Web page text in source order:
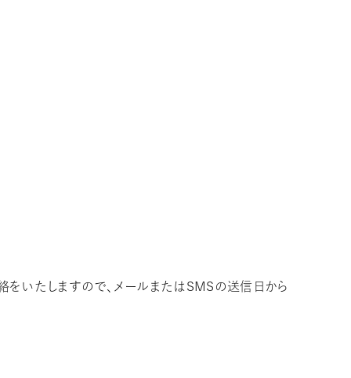
をいたしますので、メールまたはSMSの送信日から